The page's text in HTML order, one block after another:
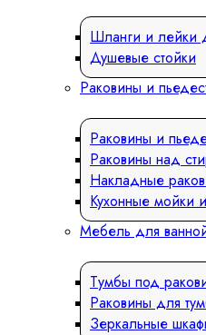
Шланги и лейки
Душевые стойки
Раковины и
Раковины и
Раковины над
Накладные
Кухонные мойки
Мебель для
Тумбы под
Раковины для
Зеркальные